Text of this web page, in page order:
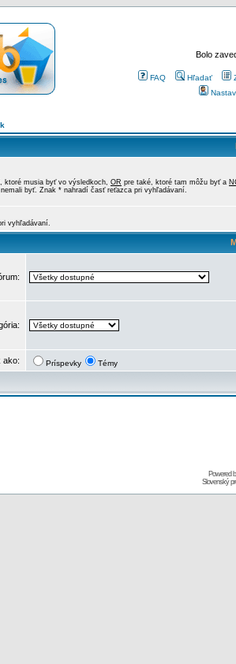
Bolo
FAQ Hľadať
ktoré musia byť vo výsledkoch, OR pre také, ktoré tam môžu byť a
byť. Znak * nahradí časť reťazca pri vyhľadávaní.
vyhľadávaní.
ako: Príspevky Témy
Powered
Slovenský